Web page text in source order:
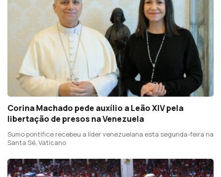
Corina Machado pede auxílio a Leão XIV pela
libertação de presos na Venezuela
Sumo pontífice recebeu a líder venezuelana esta segunda-feira na
Santa Sé, Vaticano